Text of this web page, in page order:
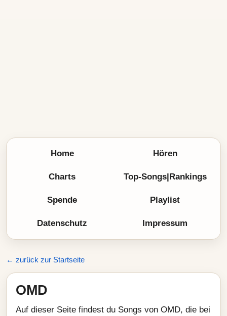
Home Hören
Charts Top-Songs|Rankings
Spende Playlist
Datenschutz Impressum
← zurück zur Startseite
OMD
Auf dieser Seite findest du Songs von OMD, die bei